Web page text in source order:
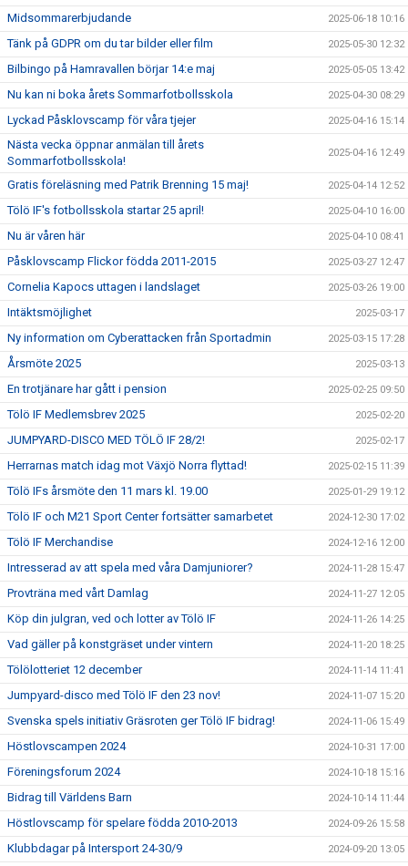
Midsommarerbjudande 2025-06-18 10:16
Tänk på GDPR om du tar bilder eller film 2025-05-30 12:32
Bilbingo på Hamravallen börjar 14:e maj 2025-05-05 13:42
Nu kan ni boka årets Sommarfotbollsskola 2025-04-30 08:29
Lyckad Påsklovscamp för våra tjejer 2025-04-16 15:14
Nästa vecka öppnar anmälan till årets
Sommarfotbollsskola!
2025-04-16 12:49
Gratis föreläsning med Patrik Brenning 15 maj! 2025-04-14 12:52
Tölö IF's fotbollsskola startar 25 april! 2025-04-10 16:00
Nu är våren här 2025-04-10 08:41
Påsklovscamp Flickor födda 2011-2015 2025-03-27 12:47
Cornelia Kapocs uttagen i landslaget 2025-03-26 19:00
Intäktsmöjlighet 2025-03-17
Ny information om Cyberattacken från Sportadmin 2025-03-15 17:28
Årsmöte 2025 2025-03-13
En trotjänare har gått i pension 2025-02-25 09:50
Tölö IF Medlemsbrev 2025 2025-02-20
JUMPYARD-DISCO MED TÖLÖ IF 28/2! 2025-02-17
Herrarnas match idag mot Växjö Norra flyttad! 2025-02-15 11:39
Tölö IFs årsmöte den 11 mars kl. 19.00 2025-01-29 19:12
Tölö IF och M21 Sport Center fortsätter samarbetet 2024-12-30 17:02
Tölö IF Merchandise 2024-12-16 12:00
Intresserad av att spela med våra Damjuniorer? 2024-11-28 15:47
Provträna med vårt Damlag 2024-11-27 12:05
Köp din julgran, ved och lotter av Tölö IF 2024-11-26 14:25
Vad gäller på konstgräset under vintern 2024-11-20 18:25
Tölölotteriet 12 december 2024-11-14 11:41
Jumpyard-disco med Tölö IF den 23 nov! 2024-11-07 15:20
Svenska spels initiativ Gräsroten ger Tölö IF bidrag! 2024-11-06 15:49
Höstlovscampen 2024 2024-10-31 17:00
Föreningsforum 2024 2024-10-18 15:16
Bidrag till Världens Barn 2024-10-14 11:44
Höstlovscamp för spelare födda 2010-2013 2024-09-26 15:58
Klubbdagar på Intersport 24-30/9 2024-09-20 13:05